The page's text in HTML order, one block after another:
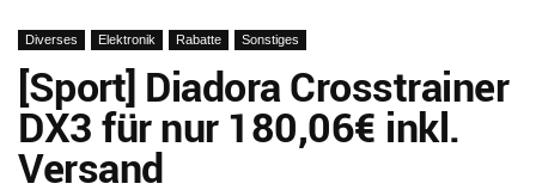
Diverses Elektronik Rabatte Sonstiges
[Sport] Diadora Crosstrainer
DX3 für nur 180,06€ inkl.
Versand